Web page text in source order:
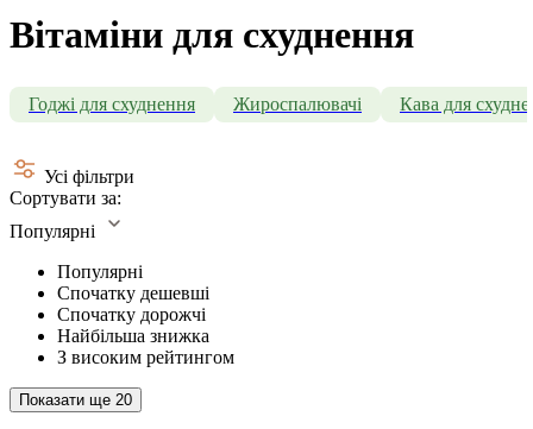
Вітаміни для схуднення
Годжі для схуднення Жироспалювачі Кава для
Усі фільтри
Сортувати за:
Популярні
Популярні
Спочатку дешевші
Спочатку дорожчі
Найбільша знижка
З високим рейтингом
Показати ще 20